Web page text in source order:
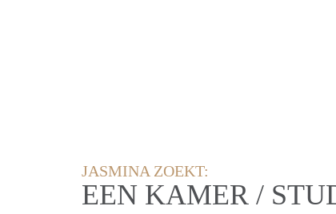
JASMINA ZOEKT:
EEN KAMER /